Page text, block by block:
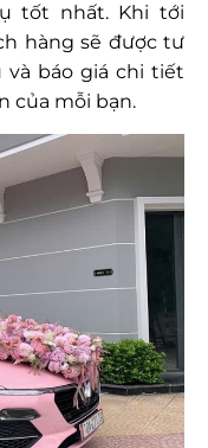
tốt nhất. Khi tới
hàng sẽ được tư
báo giá chi tiết
của mỗi bạn.